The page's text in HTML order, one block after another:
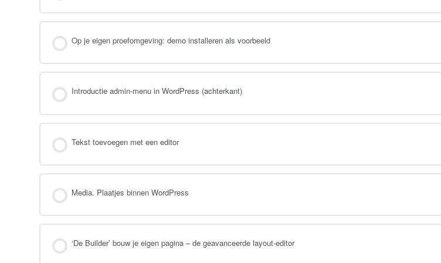
Op je eigen proefomgeving: demo installeren als voorbeeld
Introductie admin-menu in WordPress (achterkant)
Tekst toevoegen met een editor
Media. Plaatjes binnen WordPress
‘De Builder’ bouw je eigen pagina – de geavanceerde layout-editor